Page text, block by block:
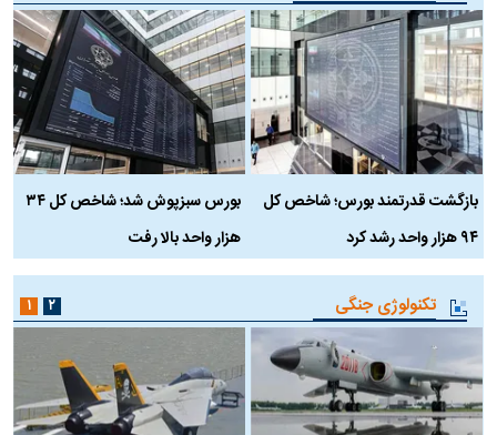
بازگشت قدرتمند بورس؛ شاخص کل
۹۴ هزار واحد رشد کرد
بورس سبزپوش شد؛ شاخص کل ۳۴
هزار واحد بالا رفت
تکنولوژی جنگی ۱ ۲